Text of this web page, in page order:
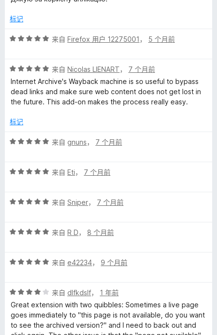
/标记
评
/
5
来自 Firefox 用户 12275001 ， 5 个月前
评
分
5
/
来自 Nicolas LIENART， 7 个月前
Internet Archive's Wayback machine is so useful to bypass
dead links and make sure web content does not get lost in
the future. This add-on makes the process really easy.
标记
评
/
来自 gnuns， 7 个月前
评
/
来自 Eti， 7 个月前
评
/
来自 Sniper， 7 个月前
评
/
来自 R D， 8 个月前
评
/
5
来自 e42234， 9 个月前
评
分
4
/
5
来自 dlfkdslf， 1 年前
Great extension with two quibbles: Sometimes a live page
goes immediately to "this page is not available, do you want
to see the archived version?" and I need to back out and